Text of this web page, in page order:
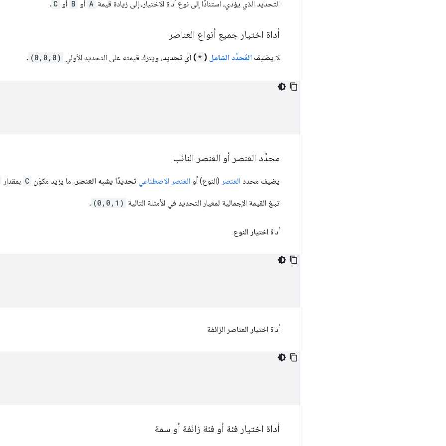
التحديد الذي يؤدي، استنادًا إلى نوع أداة الاختيار، إلى زيادة قيمة A أو B أو C
.
أداة اختيار جميع أنواع العناصر
لا يضيف المُحدِّد الشامل (
* ) أي تحديد، ويترك قيمته على التحديد الأولي (0,0,0)
.
محدِّد العنصر أو العنصر النائب
يضيف محدد العنصر (النوع) أو العنصر الاصطناعي تحديدًا يشبه العنصر ، ما يزيد مكوّن C بمقدار
تبلغ القيمة الإجمالية لمعيار التحديد في الأمثلة التالية (0,0,1)
.
أداة اختيار النوع
أداة اختيار العناصر الزائفة
أداة اختيار فئة أو فئة زائفة أو سمة